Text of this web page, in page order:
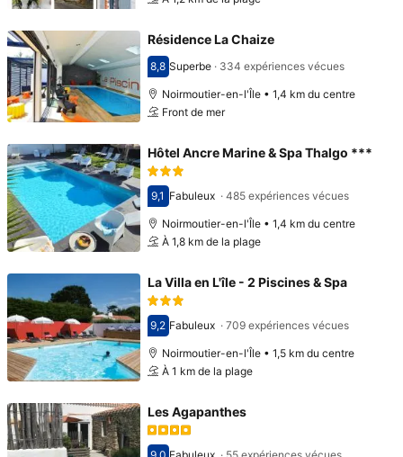
Résidence La Chaize
Avec une note de 8,8
8,8 Superbe· 334 expériences vécues
Noirmoutier-en-l'Île • 1,4 km du centre
Front de mer
Hôtel Ancre Marine & Spa Thalgo ***
Avec une note de 9,1
9,1 Fabuleux · 485 expériences vécues
Noirmoutier-en-l'Île • 1,4 km du centre
À 1,8 km de la plage
La Villa en L'île - 2 Piscines & Spa
Avec une note de 9,2
9,2 Fabuleux · 709 expériences vécues
Noirmoutier-en-l'Île • 1,5 km du centre
À 1 km de la plage
Les Agapanthes